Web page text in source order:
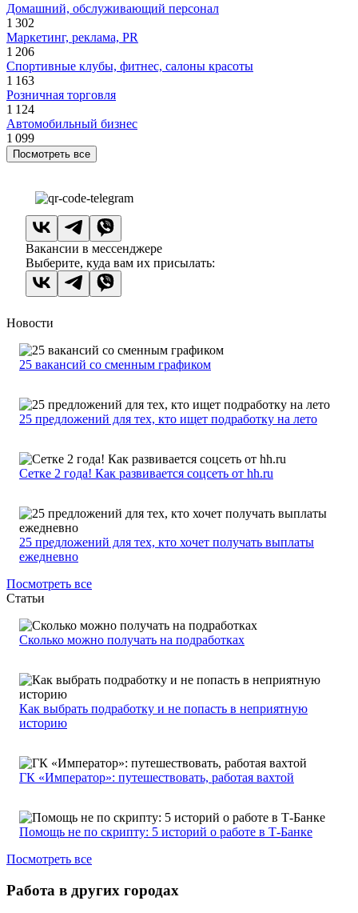
Домашний, обслуживающий персонал
1 302
Маркетинг, реклама, PR
1 206
Спортивные клубы, фитнес, салоны красоты
1 163
Розничная торговля
1 124
Автомобильный бизнес
1 099
Посмотреть все
Вакансии в мессенджере
Выберите, куда вам их присылать:
Новости
25 вакансий со сменным графиком
25 предложений для тех, кто ищет подработку на лето
Сетке 2 года! Как развивается соцсеть от hh.ru
25 предложений для тех, кто хочет получать выплаты
ежедневно
Посмотреть все
Статьи
Сколько можно получать на подработках
Как выбрать подработку и не попасть в неприятную
историю
ГК «Император»: путешествовать, работая вахтой
Помощь не по скрипту: 5 историй о работе в Т-Банке
Посмотреть все
Работа в других городах